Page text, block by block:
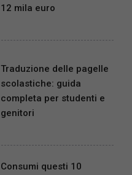
12 mila euro
Traduzione delle pagelle
scolastiche: guida
completa per studenti e
genitori
Consumi questi 10